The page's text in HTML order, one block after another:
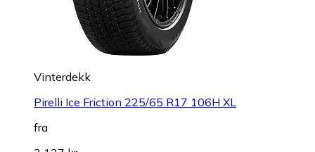
Vinterdekk
Pirelli Ice Friction 225/65 R17 106H XL
fra